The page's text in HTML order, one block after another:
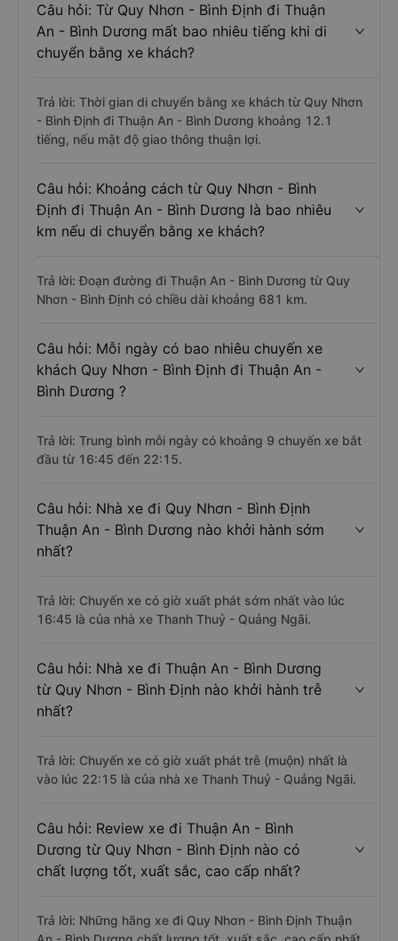
Câu hỏi: Từ Quy Nhơn - Bình Định đi Thuận
An - Bình Dương mất bao nhiêu tiếng khi di
chuyển bằng xe khách?
Trả lời: Thời gian di chuyển bằng xe khách từ Quy Nhơn
- Bình Định đi Thuận An - Bình Dương khoảng 12.1
tiếng, nếu mật độ giao thông thuận lợi.
Câu hỏi: Khoảng cách từ Quy Nhơn - Bình
Định đi Thuận An - Bình Dương là bao nhiêu
km nếu di chuyển bằng xe khách?
Trả lời: Đoạn đường đi Thuận An - Bình Dương từ Quy
Nhơn - Bình Định có chiều dài khoảng 681 km.
Câu hỏi: Mỗi ngày có bao nhiêu chuyến xe
khách Quy Nhơn - Bình Định đi Thuận An -
Bình Dương ?
Trả lời: Trung bình mỗi ngày có khoảng 9 chuyến xe bắt
đầu từ 16:45 đến 22:15.
Câu hỏi: Nhà xe đi Quy Nhơn - Bình Định
Thuận An - Bình Dương nào khởi hành sớm
nhất?
Trả lời: Chuyến xe có giờ xuất phát sớm nhất vào lúc
16:45 là của nhà xe Thanh Thuỷ - Quảng Ngãi.
Câu hỏi: Nhà xe đi Thuận An - Bình Dương
từ Quy Nhơn - Bình Định nào khởi hành trễ
nhất?
Trả lời: Chuyến xe có giờ xuất phát trễ (muộn) nhất là
vào lúc 22:15 là của nhà xe Thanh Thuỷ - Quảng Ngãi.
Câu hỏi: Review xe đi Thuận An - Bình
Dương từ Quy Nhơn - Bình Định nào có
chất lượng tốt, xuất sắc, cao cấp nhất?
Trả lời: Những hãng xe đi Quy Nhơn - Bình Định Thuận